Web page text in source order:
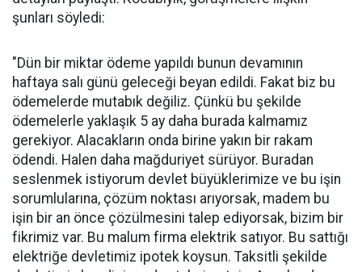
şunları söyledi:
"Dün bir miktar ödeme yapıldı bunun devamının
haftaya salı günü geleceği beyan edildi. Fakat biz bu
ödemelerde mutabık değiliz. Çünkü bu şekilde
ödemelerle yaklaşık 5 ay daha burada kalmamız
gerekiyor. Alacakların onda birine yakın bir rakam
ödendi. Halen daha mağduriyet sürüyor. Buradan
seslenmek istiyorum devlet büyüklerimize ve bu işin
sorumlularına, çözüm noktası arıyorsak, madem bu
işin bir an önce çözülmesini talep ediyorsak, bizim bir
fikrimiz var. Bu malum firma elektrik satıyor. Bu sattığı
elektriğe devletimiz ipotek koysun. Taksitli şekilde